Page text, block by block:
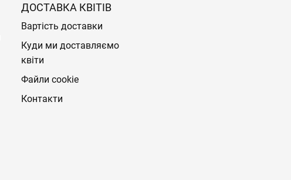
ДОСТАВКА КВІТІВ
Вартість доставки
Куди ми доставляємо
квіти
Файли cookie
Контакти